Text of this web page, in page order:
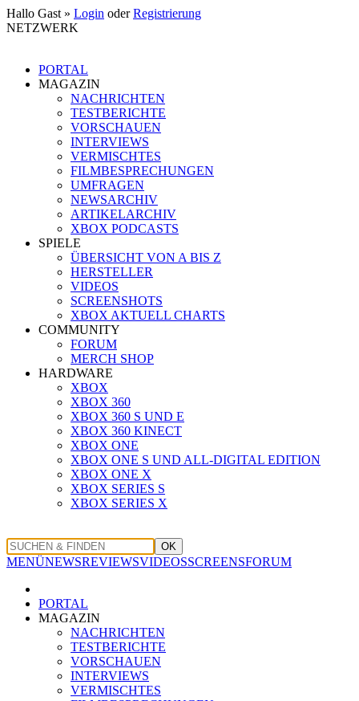
Hallo Gast » Login oderRegistrierung
NETZWERK
PORTAL
MAGAZIN
NACHRICHTEN
TESTBERICHTE
VORSCHAUEN
INTERVIEWS
VERMISCHTES
FILMBESPRECHUNGEN
UMFRAGEN
NEWSARCHIV
ARTIKELARCHIV
XBOX PODCASTS
SPIELE
ÜBERSICHT VON A BIS Z
HERSTELLER
VIDEOS
SCREENSHOTS
XBOX AKTUELL CHARTS
COMMUNITY
FORUM
MERCH SHOP
HARDWARE
XBOX
XBOX 360
XBOX 360 S UND E
XBOX 360 KINECT
XBOX ONE
XBOX ONE S UND ALL-DIGITAL EDITION
XBOX ONE X
XBOX SERIES S
XBOX SERIES X
OK
MENÜNEWSREVIEWSVIDEOSSCREENSFORUM
PORTAL
MAGAZIN
NACHRICHTEN
TESTBERICHTE
VORSCHAUEN
INTERVIEWS
VERMISCHTES